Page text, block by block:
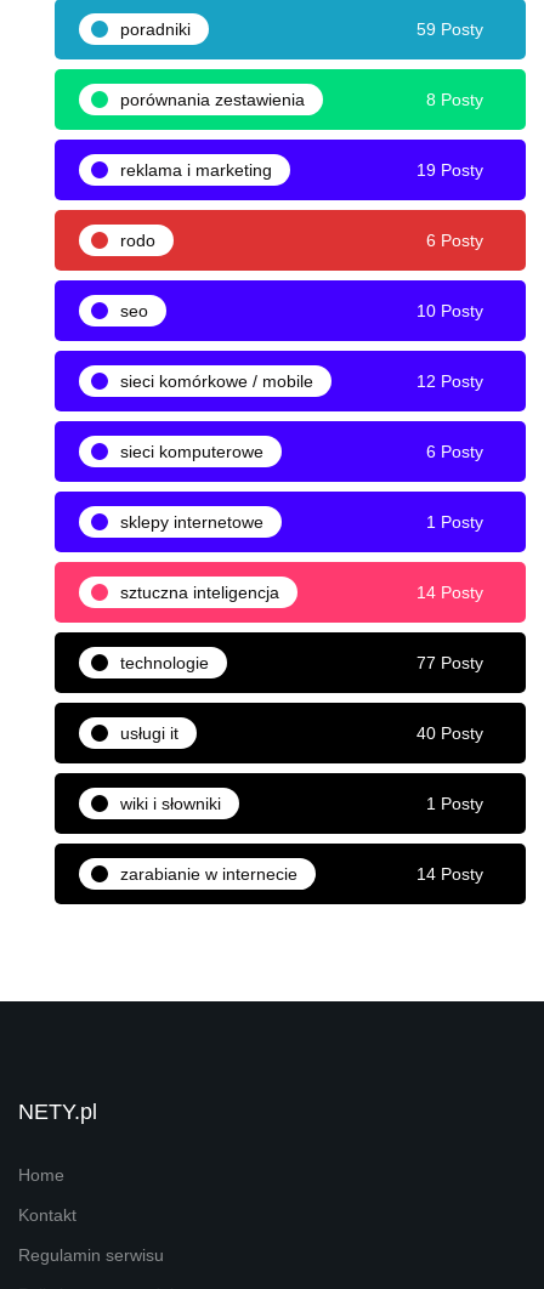
poradniki 59 Posty
porównania zestawienia 8 Posty
reklama i marketing 19 Posty
rodo 6 Posty
seo 10 Posty
sieci komórkowe / mobile 12 Posty
sieci komputerowe 6 Posty
sklepy internetowe 1 Posty
sztuczna inteligencja 14 Posty
technologie 77 Posty
usługi it 40 Posty
wiki i słowniki 1 Posty
zarabianie w internecie 14 Posty
NETY.pl
Home
Kontakt
Regulamin serwisu